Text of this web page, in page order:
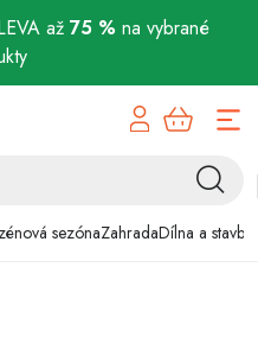
až 75 % na vybrané
sezónaZahradaDílna a stavba